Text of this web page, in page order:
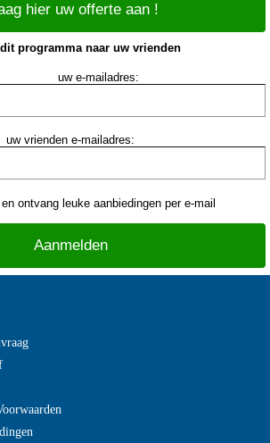
hier uw offerte aan !
programma naar uw vrienden
uw e-mailadres:
uw vrienden e-mailadres:
ontvang leuke aanbiedingen per e-mail